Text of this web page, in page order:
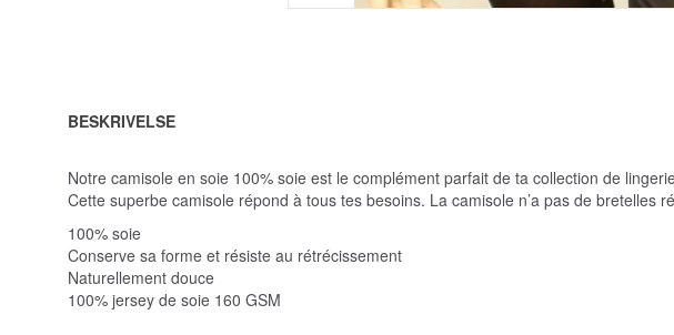
BESKRIVELSE
Notre camisole en soie 100% soie est le complément parfait de ta collection de
Cette superbe camisole répond à tous tes besoins. La camisole n’a pas de bretelles
100% soie
Conserve sa forme et résiste au rétrécissement
Naturellement douce
100% jersey de soie 160 GSM